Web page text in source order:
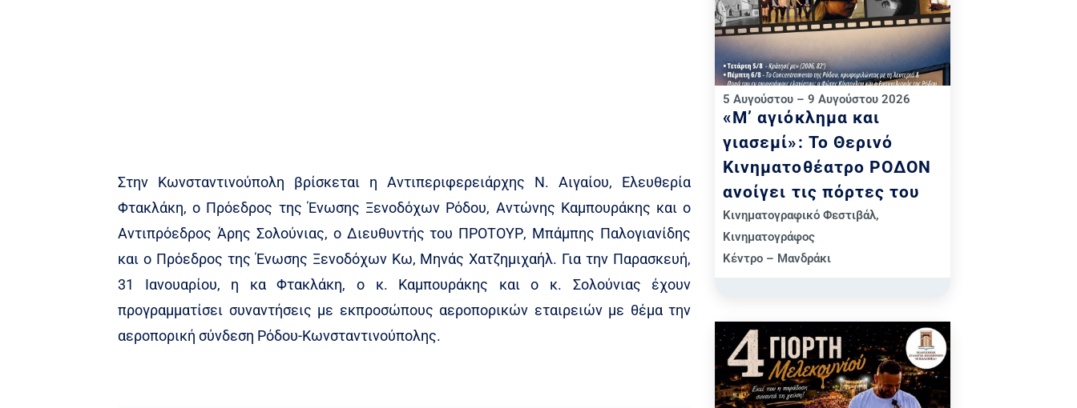
5 Αυγούστου – 9 Αυγούστου 2026
«Μ’ αγιόκλημα και
γιασεμί»: Το Θερινό
Κινηματοθέατρο ΡΟΔΟΝ
ανοίγει τις πόρτες του
Κινηματογραφικό Φεστιβάλ,
Κινηματογράφος
Κέντρο – Μανδράκι